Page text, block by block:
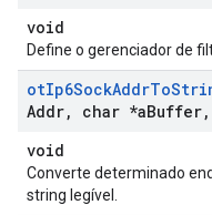
void
Define o gerenciador de
otIp6SockAddrTo
Addr, char *aBuffer,
void
Converte determinado
string legível.